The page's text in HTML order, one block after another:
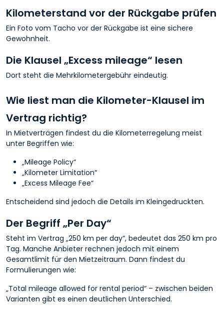
Kilometerstand vor der Rückgabe prüfen
Ein Foto vom Tacho vor der Rückgabe ist eine sichere
Gewohnheit.
Die Klausel „Excess mileage“ lesen
Dort steht die Mehrkilometergebühr eindeutig.
Wie liest man die Kilometer-Klausel im
Vertrag richtig?
In Mietverträgen findest du die Kilometerregelung meist
unter Begriffen wie:
„Mileage Policy“
„Kilometer Limitation“
„Excess Mileage Fee“
Entscheidend sind jedoch die Details im Kleingedruckten.
Der Begriff „Per Day“
Steht im Vertrag „250 km per day“, bedeutet das 250 km pro
Tag. Manche Anbieter rechnen jedoch mit einem
Gesamtlimit für den Mietzeitraum. Dann findest du
Formulierungen wie:
„Total mileage allowed for rental period“ – zwischen beiden
Varianten gibt es einen deutlichen Unterschied.